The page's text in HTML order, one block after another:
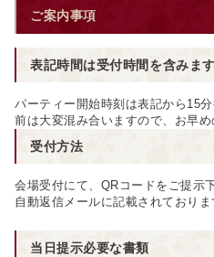
ご案内事項
表記時間は受付時間を含みます
パーティー開始時刻は表記から15
前は大変混み合いますので、お早
受付方法
会場受付にて、QRコードをご提示
自動返信メールに記載されておりま
当日提示必要な書類